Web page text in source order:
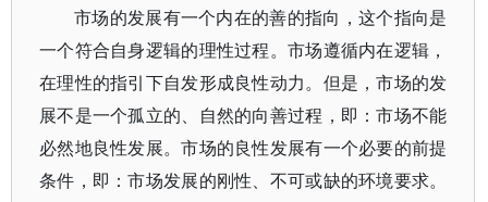
市场的发展有一个内在的善的指向，这个指向是
一个符合自身逻辑的理性过程。市场遵循内在逻辑，
在理性的指引下自发形成良性动力。但是，市场的发
展不是一个孤立的、自然的向善过程，即：市场不能
必然地良性发展。市场的良性发展有一个必要的前提
条件，即：市场发展的刚性、不可或缺的环境要求。